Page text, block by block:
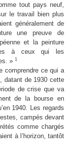
tout pays neuf,
le travail bien plus
généralement de
une preuve de
et la peinture
à ceux qui les
» 1
comprendre ce qui a
datant de 1930 cette
de crise que va
de la bourse en
1940. Les regards
campés devant
comme chargés
à l’horizon, tantôt